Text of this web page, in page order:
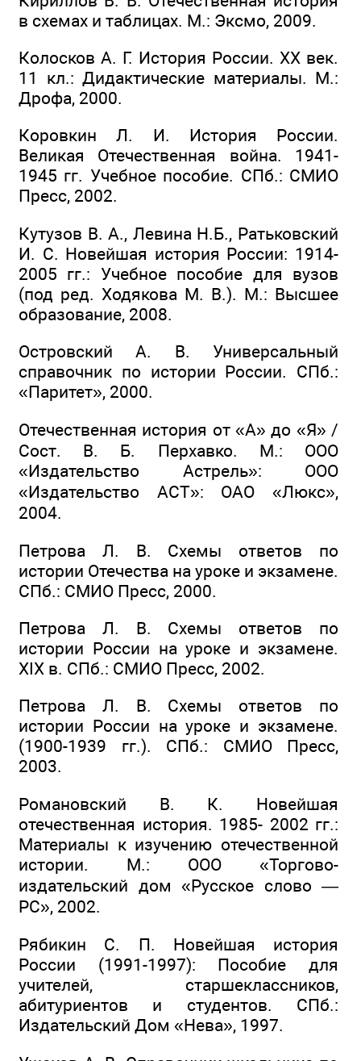
в схемах и таблицах. М.: Эксмо, 2009.
Колосков А. Г. История России. XX век.
11 кл.: Дидактические материалы. М.:
Дрофа, 2000.
Коровкин Л. И. История России.
Великая Отечественная война. 1941-
1945 гг. Учебное пособие. СПб.: СМИО
Пресс, 2002.
Кутузов В. А., Левина Н.Б., Ратьковский
И. С. Новейшая история России: 1914-
2005 гг.: Учебное пособие для вузов
(под ред. Ходякова М. В.). М.: Высшее
образование, 2008.
Островский А. В. Универсальный
справочник по истории России. СПб.:
«Паритет», 2000.
Отечественная история от «А» до «Я» /
Сост. В. Б. Перхавко. М.: ООО
«Издательство Астрель»: ООО
«Издательство АСТ»: ОАО «Люкс»,
2004.
Петрова Л. В. Схемы ответов по
истории Отечества на уроке и экзамене.
СПб.: СМИО Пресс, 2000.
Петрова Л. В. Схемы ответов по
истории России на уроке и экзамене.
XIX в. СПб.: СМИО Пресс, 2002.
Петрова Л. В. Схемы ответов по
истории России на уроке и экзамене.
(1900-1939 гг.). СПб.: СМИО Пресс,
2003.
Романовский В. К. Новейшая
отечественная история. 1985- 2002 гг.:
Материалы к изучению отечественной
истории. М.: ООО «Торгово-
издательский дом «Русское слово —
РС», 2002.
Рябикин С. П. Новейшая история
России (1991-1997): Пособие для
учителей, старшеклассников,
абитуриентов и студентов. СПб.:
Издательский Дом «Нева», 1997.